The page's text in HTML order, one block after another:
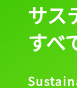
サス
すべ